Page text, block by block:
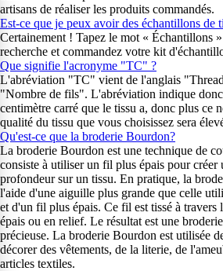
artisans de réaliser les produits commandés.
Est-ce que je peux avoir des échantillons de
Certainement ! Tapez le mot « Échantillons
recherche et commandez votre kit
Que signifie l'acronyme "TC" ?
L'abréviation "TC" vient de l'anglais
"Nombre de fils". L'abréviation indique
centimètre carré que le tissu a, donc plus ce
qualité du tissu que vous choisissez sera
Qu'est-ce que la broderie Bourdon?
La broderie Bourdon est une technique de
consiste à utiliser un fil plus épais pour créer
profondeur sur un tissu. En pratique, la
l'aide d'une aiguille plus grande que celle
et d'un fil plus épais. Ce fil est tissé à travers
épais ou en relief. Le résultat est une
précieuse. La broderie Bourdon est utilisée
décorer des vêtements, de la literie, de
articles textiles.